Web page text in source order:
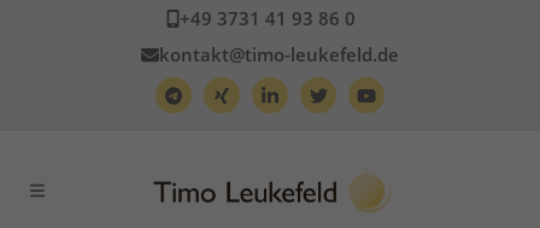
+49 3731 41 93 86 0
kontakt@timo-leukefeld.de